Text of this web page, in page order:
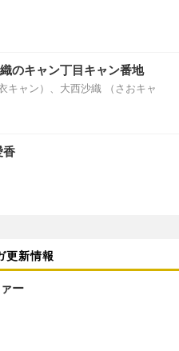
のキャン丁目キャン番地
キャン）、大西沙織 （さおキャ
香
更新情報
ー